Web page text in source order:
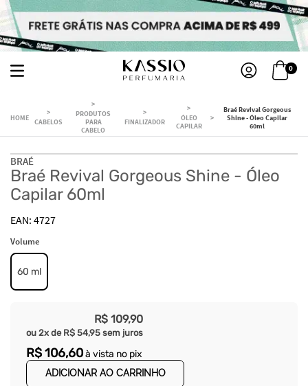
0
CABELOS
PRODUTOS
PARA
CABELO
FINALIZADOR
ÓLEO
CAPILAR
Braé Revival Gorgeous
Shine - Óleo Capilar
60ml
BRAÉ
Braé Revival Gorgeous Shine - Óleo
Capilar 60ml
4727
Volume
60 ml
R$ 109,90
ou 2x de R$ 54,95 sem juros
R$106,60à vista no pix
ADICIONAR AO CARRINHO